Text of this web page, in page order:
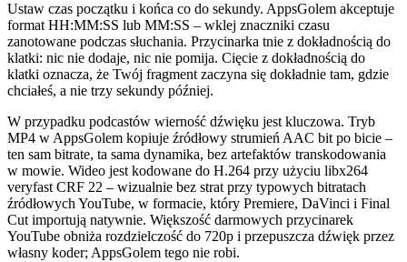
Ustaw czas początku i końca co do sekundy. AppsGolem akceptuje
format HH:MM:SS lub MM:SS – wklej znaczniki czasu
zanotowane podczas słuchania. Przycinarka tnie z dokładnością do
klatki: nic nie dodaje, nic nie pomija. Cięcie z dokładnością do
klatki oznacza, że Twój fragment zaczyna się dokładnie tam, gdzie
chciałeś, a nie trzy sekundy później.
W przypadku podcastów wierność dźwięku jest kluczowa. Tryb
MP4 w AppsGolem kopiuje źródłowy strumień AAC bit po bicie –
ten sam bitrate, ta sama dynamika, bez artefaktów transkodowania
w mowie. Wideo jest kodowane do H.264 przy użyciu libx264
veryfast CRF 22 – wizualnie bez strat przy typowych bitratach
źródłowych YouTube, w formacie, który Premiere, DaVinci i Final
Cut importują natywnie. Większość darmowych przycinarek
YouTube obniża rozdzielczość do 720p i przepuszcza dźwięk przez
własny koder; AppsGolem tego nie robi.